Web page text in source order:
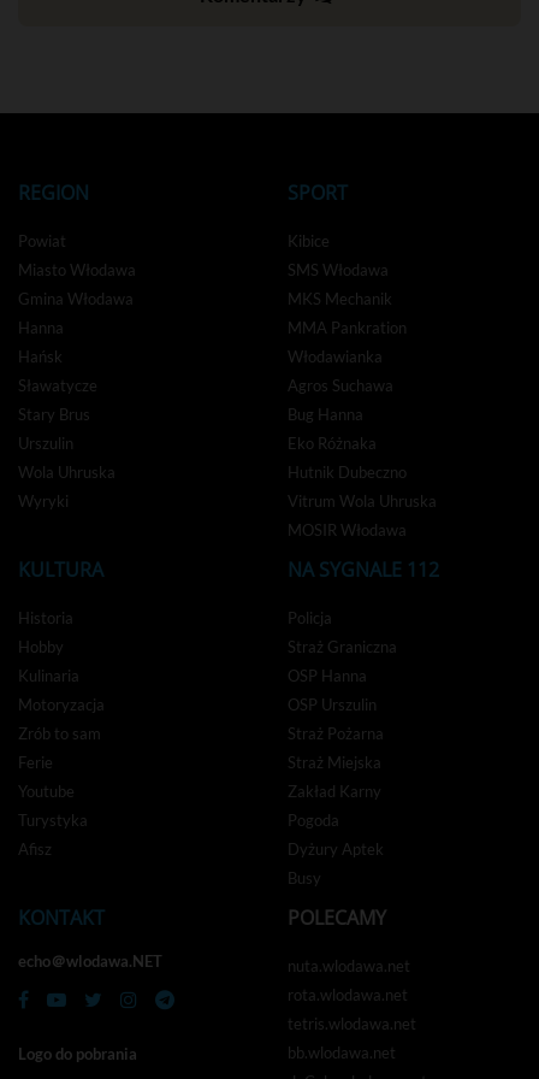
REGION
Powiat
Miasto Włodawa
Gmina Włodawa
Hanna
Hańsk
Sławatycze
Stary Brus
Urszulin
Wola Uhruska
Wyryki
SPORT
Kibice
SMS Włodawa
MKS Mechanik
MMA Pankration
Włodawianka
Agros Suchawa
Bug Hanna
Eko Różnaka
Hutnik Dubeczno
Vitrum Wola Uhruska
MOSIR Włodawa
KULTURA
Historia
Hobby
Kulinaria
Motoryzacja
Zrób to sam
Ferie
Youtube
Turystyka
Afisz
NA SYGNALE 112
Policja
Straż Graniczna
OSP Hanna
OSP Urszulin
Straż Pożarna
Straż Miejska
Zakład Karny
Pogoda
Dyżury Aptek
Busy
KONTAKT
echo＠wlodawa.NET
Logo do pobrania
POLECAMY
nuta.wlodawa.net
rota.wlodawa.net
tetris.wlodawa.net
bb.wlodawa.net